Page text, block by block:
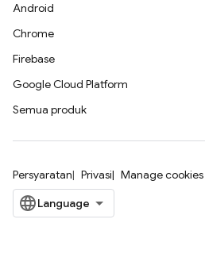
Android
Chrome
Firebase
Google Cloud Platform
Semua produk
Persyaratan Privasi Manage cookies